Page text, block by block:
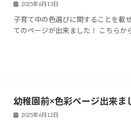
2025年6月13日
子育て中の色選びに関することを載
てのページが出来ました！ こちらか
幼稚園前×色彩ページ出来ま
2025年6月12日